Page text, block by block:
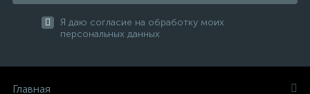
Я даю согласие на обработку моих
персональных данных
Главная